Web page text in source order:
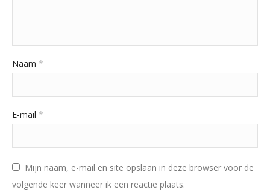
Naam *
E-mail *
Mijn naam, e-mail en site opslaan in deze browser voor de
volgende keer wanneer ik een reactie plaats.